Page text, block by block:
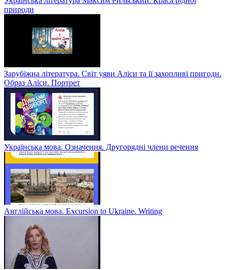
природи
Зарубіжна література. Світ уяви Аліси та її захопливі пригоди.
Образ Аліси. Портрет
Українська мова. Означення. Другорядні члени речення
Англійська мова. Excursion to Ukraine. Writing